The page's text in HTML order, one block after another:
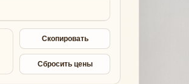
Скопировать
Сбросить цены